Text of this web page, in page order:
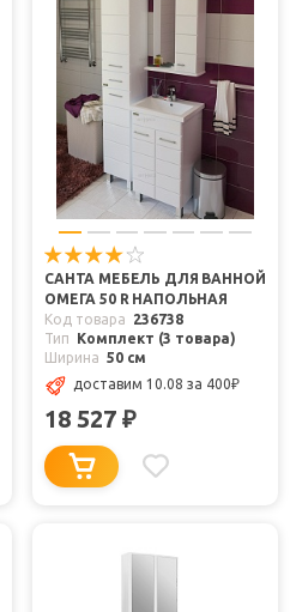
САНТА МЕБЕЛЬ ДЛЯ ВАННОЙ
ОМЕГА 50 R НАПОЛЬНАЯ
Код товара
236738
Тип
Комплект (3 товара)
Ширина 50 см
доставим 10.08 за 400₽
18 527 ₽